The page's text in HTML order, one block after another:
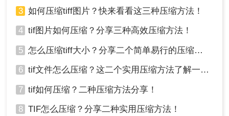
4、图片上传后点击开始转换。
3 如何压缩tiff图片？快来看看这三种压缩方法！
4 tif图片如何压缩？分享三种高效压缩方法！
5 怎么压缩tiff大小？分享二个简单易行的压缩方法！
6 tif文件怎么压缩？这二个实用压缩方法了解一下！
7 tif如何压缩？二种压缩方法分享！
8 TIF怎么压缩？分享二种实用压缩方法！